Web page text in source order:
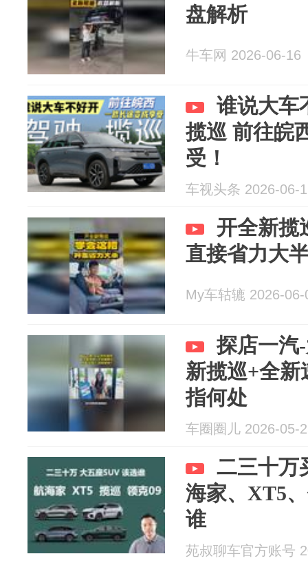
盘解析
牛车网 2026-06-16
谁说大车
揽巡 前往皖
受！
车视头条 2026-06-
开全新揽
直接省力大
My车轱辘 2026-06-
探店一汽
新揽巡+全新
指何处
车圈圈儿 2026-05-
二三十万
海家、XT5
谁
苑叔聊车官方账号